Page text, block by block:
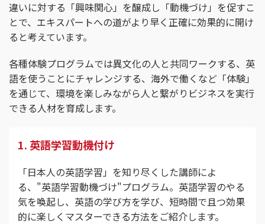
違いに対する「興味関心」を醸成し「動機づけ」を促すこ
とで、エキスパートへの道がより早く正確に効果的に開け
ると考えています。
各種体験プログラムでは異文化の人と共同ワークする、英
語を使うことにチャレンジする、海外で働くなど「体験」
を通じて、環境を楽しみながら人と繋がりビジネスを実行
できる人材を育成します。
1. 英語学習動機付け
「日本人の英語学習」を知り尽くした講師によ
る、"英語学習動機づけ"プログラム。英語学習のやる
気を喚起し、英語の学び方を学び、短時間で且つ効果
的に楽しくマスターできる方法をご紹介します。